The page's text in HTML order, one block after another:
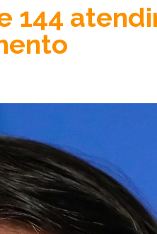
144